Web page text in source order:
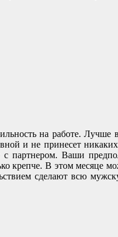
на работе. Лучше
и не принесет
партнером. Ваши
В этом месяце
сделают всю